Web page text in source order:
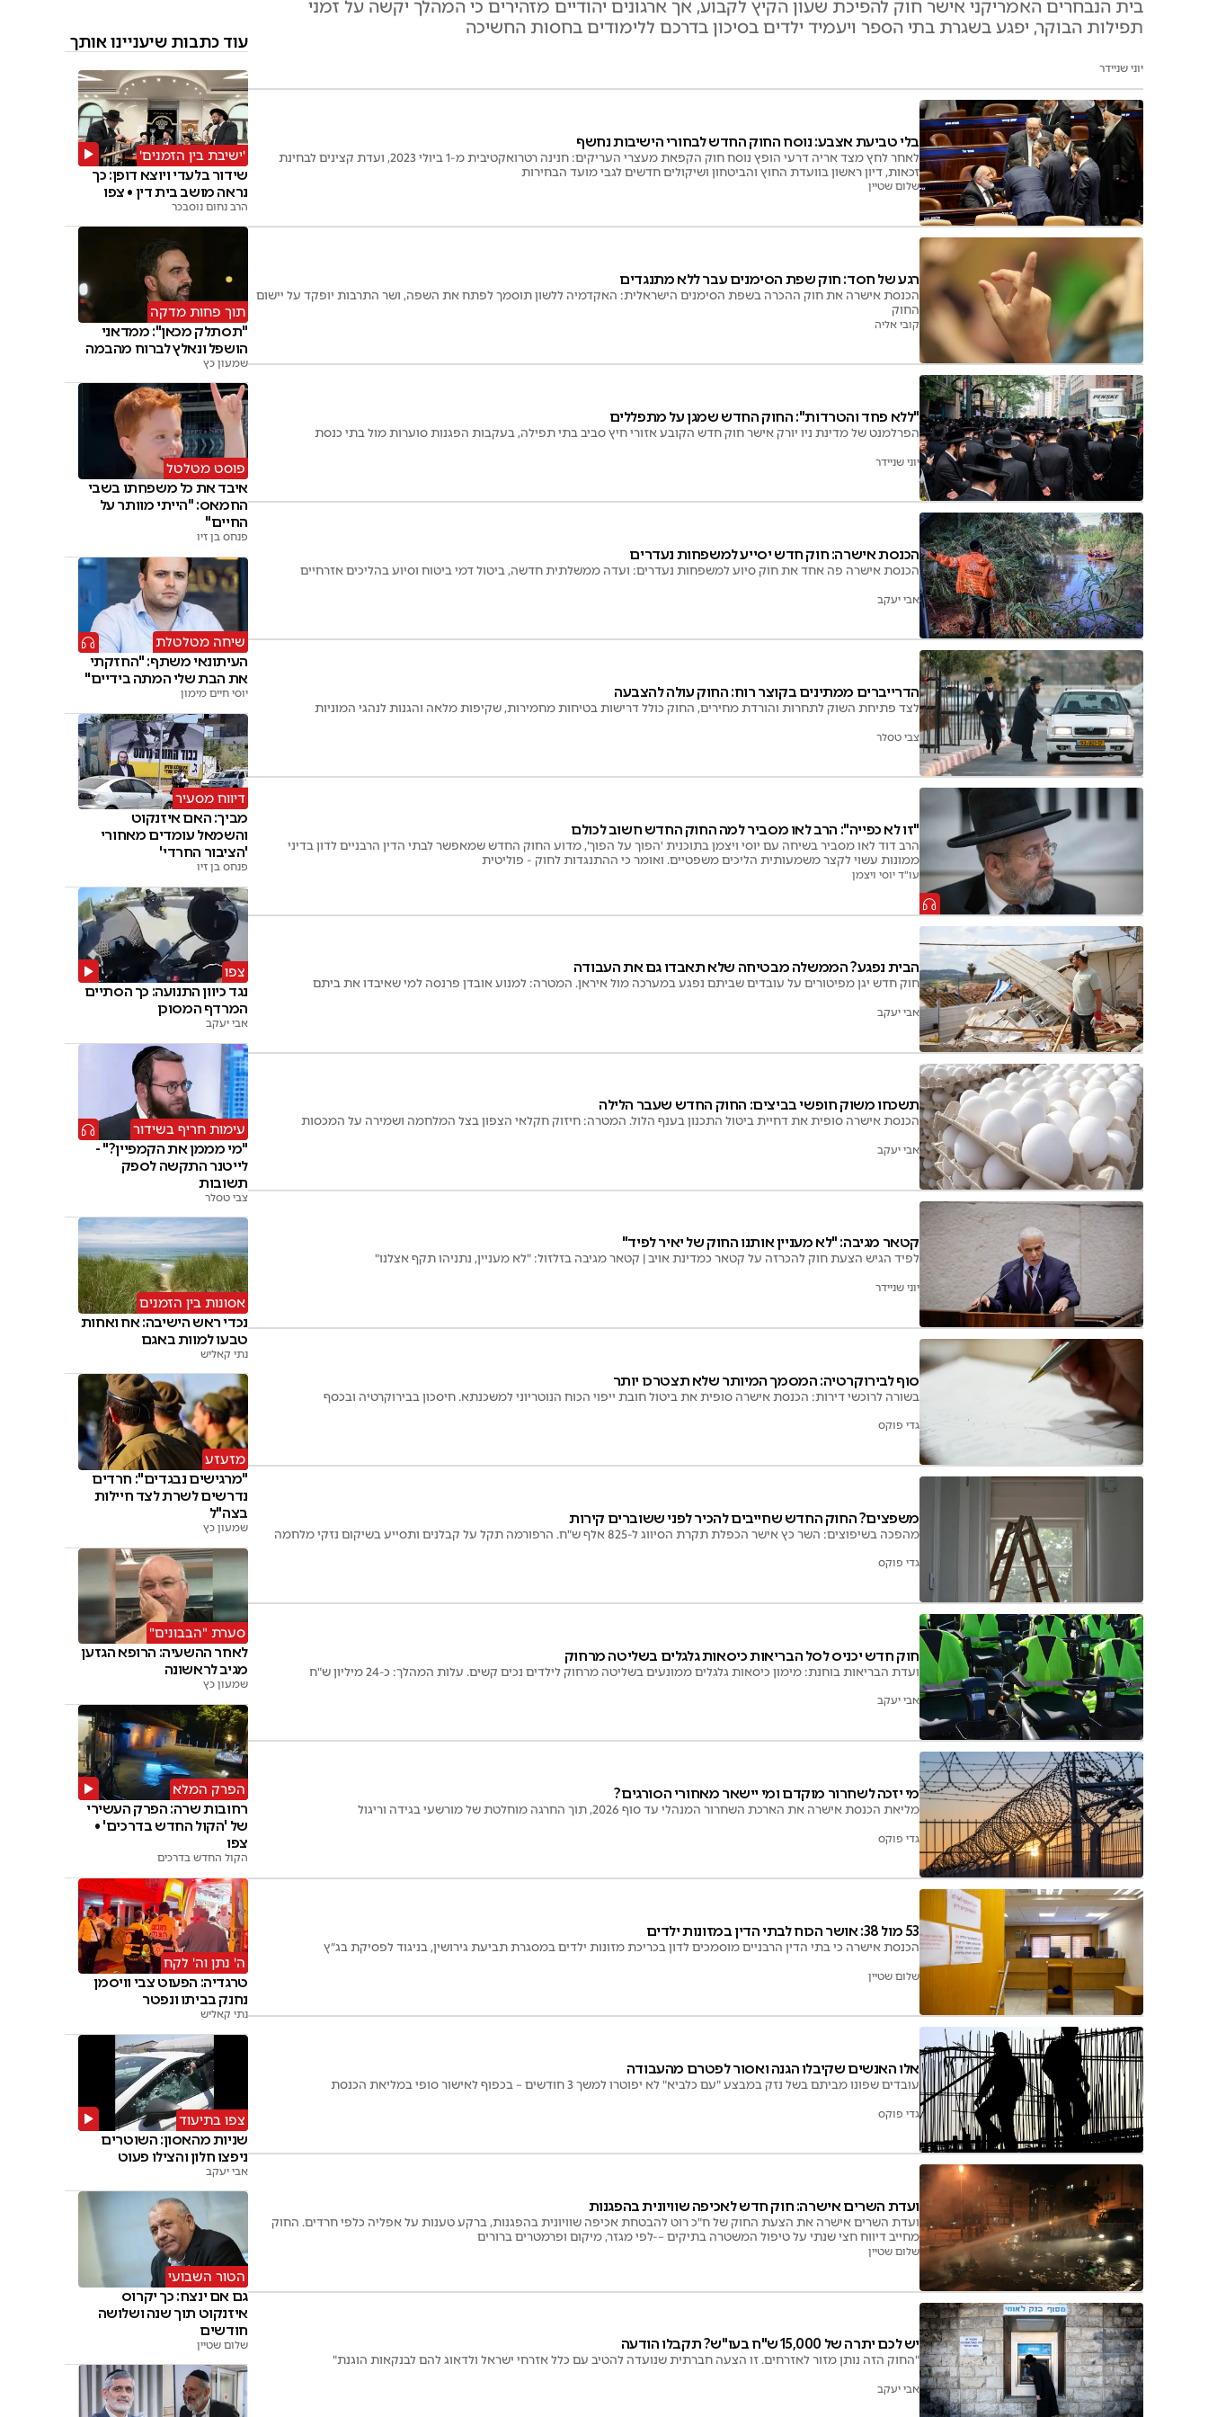
בית הנבחרים האמריקני אישר חוק להפיכת שעון הקיץ לקבוע, אך ארגונים יהודיים מזהירים כי המהלך יקשה על זמני
תפילות הבוקר, יפגע בשגרת בתי הספר ויעמיד ילדים בסיכון בדרכם ללימודים בחסות החשיכה
יוני שניידר
בלי טביעת אצבע: נוסח החוק החדש לבחורי הישיבות נחשף
לאחר לחץ מצד אריה דרעי הופץ נוסח חוק הקפאת מעצרי העריקים: חנינה רטרואקטיבית מ-1 ביולי 2023, ועדת קצינים לבחינת
זכאות, דיון ראשון בוועדת החוץ והביטחון ושיקולים חדשים לגבי מועד הבחירות
שלום שטיין
רגע של חסד: חוק שפת הסימנים עבר ללא מתנגדים
הכנסת אישרה את חוק ההכרה בשפת הסימנים הישראלית: האקדמיה ללשון תוסמך לפתח את השפה, ושר התרבות יופקד על יישום
החוק
קובי אליה
"ללא פחד והטרדות": החוק החדש שמגן על מתפללים
הפרלמנט של מדינת ניו יורק אישר חוק חדש הקובע אזורי חיץ סביב בתי תפילה, בעקבות הפגנות סוערות מול בתי כנסת
יוני שניידר
הכנסת אישרה: חוק חדש יסייע למשפחות נעדרים
הכנסת אישרה פה אחד את חוק סיוע למשפחות נעדרים: ועדה ממשלתית חדשה, ביטול דמי ביטוח וסיוע בהליכים אזרחיים
אבי יעקב
הדרייברים ממתינים בקוצר רוח: החוק עולה להצבעה
לצד פתיחת השוק לתחרות והורדת מחירים, החוק כולל דרישות בטיחות מחמירות, שקיפות מלאה והגנות לנהגי המוניות
צבי טסלר
"זו לא כפייה": הרב לאו מסביר למה החוק החדש חשוב לכולם
הרב דוד לאו מסביר בשיחה עם יוסי ויצמן בתוכנית 'הפוך על הפוך', מדוע החוק החדש שמאפשר לבתי הדין הרבניים לדון בדיני
ממונות עשוי לקצר משמעותית הליכים משפטיים. ואומר כי ההתנגדות לחוק - פוליטית
עו"ד יוסי ויצמן
הבית נפגע? הממשלה מבטיחה שלא תאבדו גם את העבודה
חוק חדש יגן מפיטורים על עובדים שביתם נפגע במערכה מול איראן. המטרה: למנוע אובדן פרנסה למי שאיבדו את ביתם
אבי יעקב
תשכחו משוק חופשי בביצים: החוק החדש שעבר הלילה
הכנסת אישרה סופית את דחיית ביטול התכנון בענף הלול. המטרה: חיזוק חקלאי הצפון בצל המלחמה ושמירה על המכסות
אבי יעקב
קטאר מגיבה: "לא מעניין אותנו החוק של יאיר לפיד"
לפיד הגיש הצעת חוק להכרזה על קטאר כמדינת אויב | קטאר מגיבה בזלזול: "לא מעניין, נתניהו תקף אצלנו"
יוני שניידר
סוף לבירוקרטיה: המסמך המיותר שלא תצטרכו יותר
בשורה לרוכשי דירות: הכנסת אישרה סופית את ביטול חובת ייפוי הכוח הנוטריוני למשכנתא. חיסכון בבירוקרטיה ובכסף
גדי פוקס
משפצים? החוק החדש שחייבים להכיר לפני ששוברים קירות
מהפכה בשיפוצים: השר כץ אישר הכפלת תקרת הסיווג ל-825 אלף ש"ח. הרפורמה תקל על קבלנים ותסייע בשיקום נזקי מלחמה
גדי פוקס
חוק חדש יכניס לסל הבריאות כיסאות גלגלים בשליטה מרחוק
ועדת הבריאות בוחנת: מימון כיסאות גלגלים ממונעים בשליטה מרחוק לילדים נכים קשים. עלות המהלך: כ-24 מיליון ש"ח
אבי יעקב
מי יזכה לשחרור מוקדם ומי יישאר מאחורי הסורגים?
מליאת הכנסת אישרה את הארכת השחרור המנהלי עד סוף 2026, תוך החרגה מוחלטת של מורשעי בגידה וריגול
גדי פוקס
53 מול 38: אושר הכוח לבתי הדין במזונות ילדים
הכנסת אישרה כי בתי הדין הרבניים מוסמכים לדון בכריכת מזונות ילדים במסגרת תביעת גירושין, בניגוד לפסיקת בג״ץ
שלום שטיין
אלו האנשים שקיבלו הגנה ואסור לפטרם מהעבודה
עובדים שפונו מביתם בשל נזק במבצע "עם כלביא" לא יפוטרו למשך 3 חודשים – בכפוף לאישור סופי במליאת הכנסת
גדי פוקס
ועדת השרים אישרה: חוק חדש לאכיפה שוויונית בהפגנות
ועדת השרים אישרה את הצעת החוק של ח"כ רוט להבטחת אכיפה שוויונית בהפגנות, ברקע טענות על אפליה כלפי חרדים. החוק
מחייב דיווח חצי שנתי על טיפול המשטרה בתיקים –-לפי מגזר, מיקום ופרמטרים ברורים
שלום שטיין
יש לכם יתרה של 15,000 ש"ח בעו"ש? תקבלו הודעה
"החוק הזה נותן מזור לאזרחים. זו הצעה חברתית שנועדה להטיב עם כלל אזרחי ישראל ולדאוג להם לבנקאות הוגנת"
אבי יעקב
עוד כתבות שיעניינו אותך
'ישיבת בין הזמנים'
שידור בלעדי ויוצא דופן: כך
נראה מושב בית דין • צפו
הרב נחום נוסבכר
תוך פחות מדקה
"תסתלק מכאן": ממדאני
הושפל ונאלץ לברוח מהבמה
שמעון כץ
פוסט מטלטל
איבד את כל משפחתו בשבי
החמאס: "הייתי מוותר על
החיים"
פנחס בן זיו
שיחה מטלטלת
העיתונאי משתף: "החזקתי
את הבת שלי המתה בידיים"
יוסי חיים מימון
דיווח מסעיר
מביך: האם איזנקוט
והשמאל עומדים מאחורי
'הציבור החרדי'
פנחס בן זיו
צפו
נגד כיוון התנועה: כך הסתיים
המרדף המסוכן
אבי יעקב
עימות חריף בשידור
"מי מממן את הקמפיין?" -
לייטנר התקשה לספק
תשובות
צבי טסלר
אסונות בין הזמנים
נכדי ראש הישיבה: אח ואחות
טבעו למוות באגם
נתי קאליש
מזעזע
"מרגישים נבגדים": חרדים
נדרשים לשרת לצד חיילות
בצה"ל
שמעון כץ
סערת "הבבונים"
לאחר ההשעיה: הרופא הגזען
מגיב לראשונה
שמעון כץ
הפרק המלא
רחובות שרה: הפרק העשירי
של 'הקול החדש בדרכים' •
צפו
הקול החדש בדרכים
ה' נתן וה' לקח
טרגדיה: הפעוט צבי וויסמן
נחנק בביתו ונפטר
נתי קאליש
צפו בתיעוד
שניות מהאסון: השוטרים
ניפצו חלון והצילו פעוט
אבי יעקב
הטור השבועי
גם אם ינצח: כך יקרוס
איזנקוט תוך שנה ושלושה
חודשים
שלום שטיין